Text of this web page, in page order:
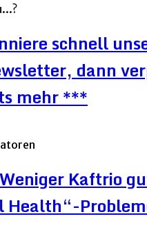
schnell
dann
mehr ***
Kaftrio
Health“-